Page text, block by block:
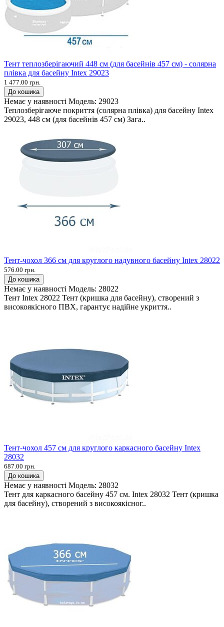
Тент теплозберігаючий 448 см (для басейнів 457 см) - солярна
плівка для басейну Intex 29023
1 477.00 грн.
До кошика
Немає у наявності Модель: 29023
Теплозберігаюче покриття (солярна плівка) для басейну Intex
29023, 448 см (для басейнів 457 см) Зага..
Тент-чохол 366 см для круглого надувного басейну Intex 28022
576.00 грн.
До кошика
Немає у наявності Модель: 28022
Тент Intex 28022 Тент (кришка для басейну), створений з
високоякісного ПВХ, гарантує надійне укриття..
Тент-чохол 457 см для круглого каркасного басейну Intex
28032
687.00 грн.
До кошика
Немає у наявності Модель: 28032
Тент для каркасного басейну 457 см. Intex 28032 Тент (кришка
для басейну), створений з високоякісног..